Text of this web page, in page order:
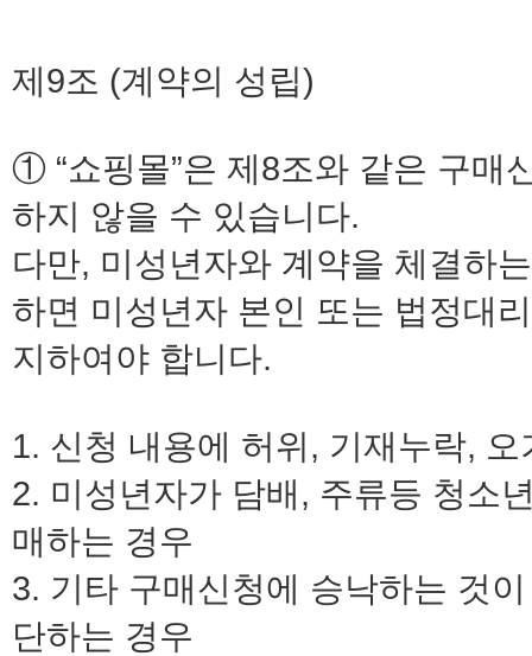
제9조 (계약의 성립)
① “쇼핑몰”은 제8조와 같은 구매
하지 않을 수 있습니다.
다만, 미성년자와 계약을 체결하
하면 미성년자 본인 또는 법정대
지하여야 합니다.
1. 신청 내용에 허위, 기재누락,
2. 미성년자가 담배, 주류등 청소
매하는 경우
3. 기타 구매신청에 승낙하는 것
단하는 경우